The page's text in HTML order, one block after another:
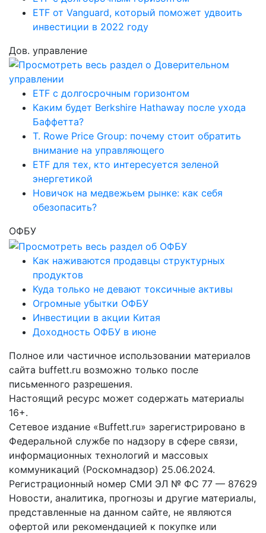
ETF от Vanguard, который поможет удвоить
инвестиции в 2022 году
Дов. управление
ETF с долгосрочным горизонтом
Каким будет Berkshire Hathaway после ухода
Баффетта?
T. Rowe Price Group: почему стоит обратить
внимание на управляющего
ETF для тех, кто интересуется зеленой
энергетикой
Новичок на медвежьем рынке: как себя
обезопасить?
ОФБУ
Как наживаются продавцы структурных
продуктов
Куда только не девают токсичные активы
Огромные убытки ОФБУ
Инвестиции в акции Китая
Доходность ОФБУ в июне
Полное или частичное использовании материалов
сайта buffett.ru возможно только после
письменного разрешения.
Настоящий ресурс может содержать материалы
16+.
Сетевое издание «Buffett.ru» зарегистрировано в
Федеральной службе по надзору в сфере связи,
информационных технологий и массовых
коммуникаций (Роскомнадзор) 25.06.2024.
Регистрационный номер СМИ ЭЛ № ФС 77 — 87629
Новости, аналитика, прогнозы и другие материалы,
представленные на данном сайте, не являются
офертой или рекомендацией к покупке или